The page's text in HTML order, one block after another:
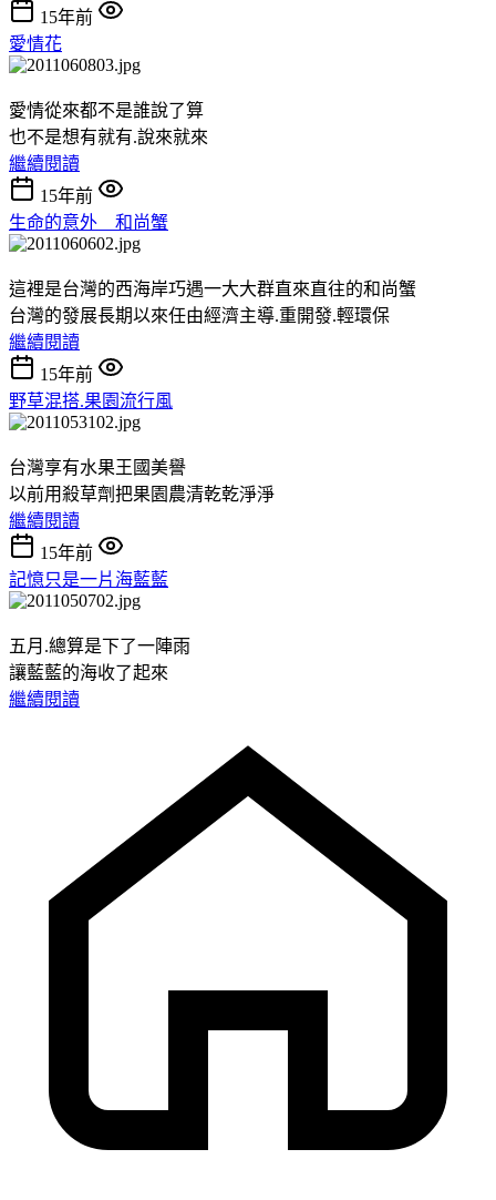
15年前
愛情花
愛情從來都不是誰說了算
也不是想有就有.說來就來
繼續閱讀
15年前
生命的意外__和尚蟹
這裡是台灣的西海岸巧遇一大大群直來直往的和尚蟹
台灣的發展長期以來任由經濟主導.重開發.輕環保
繼續閱讀
15年前
野草混搭.果園流行風
台灣享有水果王國美譽
以前用殺草劑把果園農清乾乾淨淨
繼續閱讀
15年前
記憶只是一片海藍藍
五月.總算是下了一陣雨
讓藍藍的海收了起來
繼續閱讀